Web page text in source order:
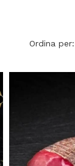
Ordina per: